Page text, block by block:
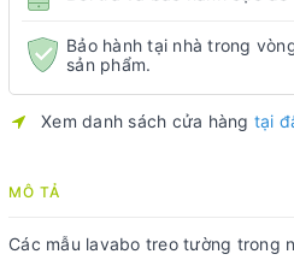
Bảo hành tại nhà trong
sản phẩm.
Xem danh sách cửa hàng tại
MÔ TẢ
Các mẫu lavabo treo tường trong